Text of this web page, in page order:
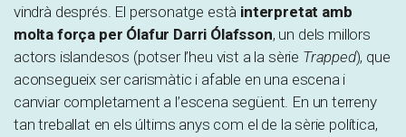
vindrà després. El personatge està interpretat amb
molta força per Ólafur Darri Ólafsson, un dels millors
actors islandesos (potser l’heu vist a la sèrie Trapped), que
aconsegueix ser carismàtic i afable en una escena i
canviar completament a l’escena següent. En un terreny
tan treballat en els últims anys com el de la sèrie política,